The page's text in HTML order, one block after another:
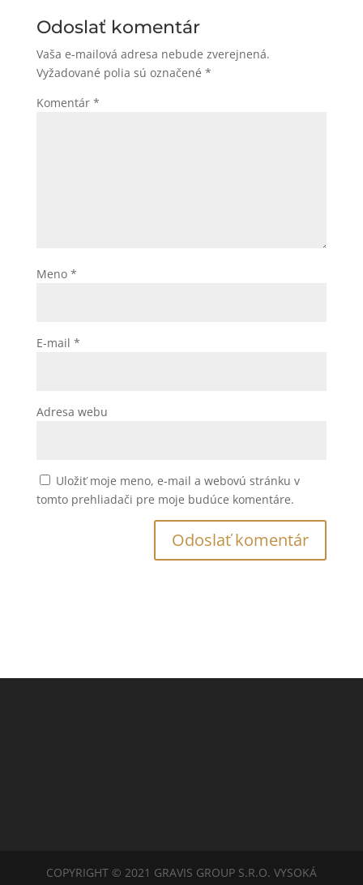
Odoslať komentár
Vaša e-mailová adresa nebude zverejnená.
Vyžadované polia sú označené *
Komentár *
Meno *
E-mail *
Adresa webu
Uložiť moje meno, e-mail a webovú stránku v
tomto prehliadači pre moje budúce komentáre.
COPYRIGHT © 2021 GRAVIS GROUP S.R.O. VYSOKÁ